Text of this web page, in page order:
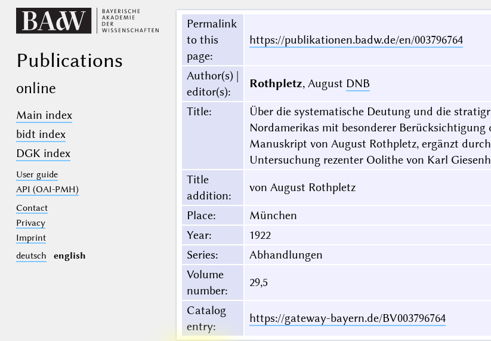
Publications
online
Main index
bidt index
DGK index
User guide
API (OAI-PMH)
Contact
Privacy
Imprint
deutsch
english
Permalink
to this
page:
https://publikationen.badw.de/en/003796764
Author(s) |
editor(s):
Rothpletz, August DNB
Title:
Über die systematische Deutung und die
Nordamerikas mit besonderer
Manuskript von August Rothpletz, ergänzt
Untersuchung rezenter Oolithe von Karl
Title
addition:
von August Rothpletz
Place:
München
Year:
1922
Series:
Abhandlungen
Volume
number:
29,5
Catalog
entry:
https://gateway-bayern.de/BV003796764